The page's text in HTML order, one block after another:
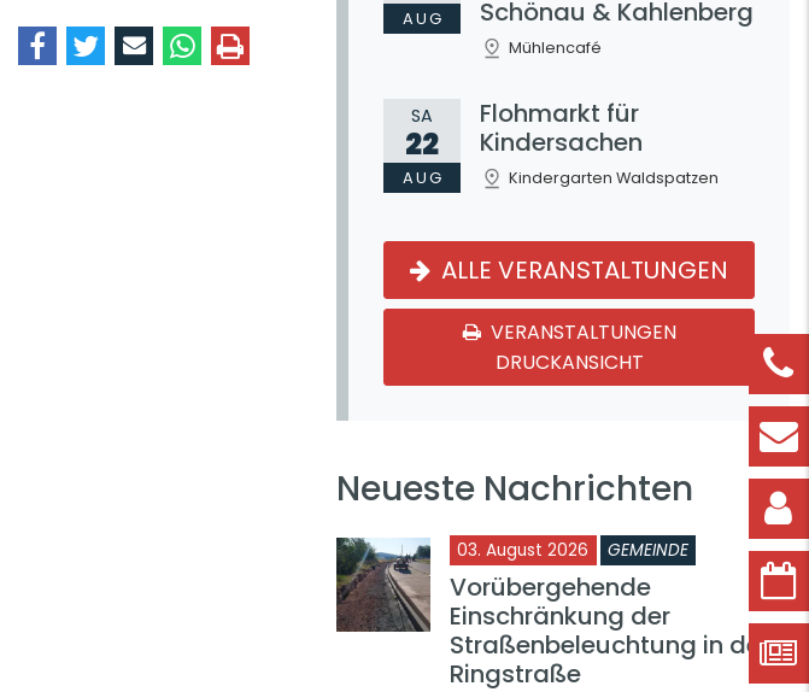
AUG
Schönau & Kahlenberg
Mühlencafé
SA
22
AUG
Flohmarkt für
Kindersachen
Kindergarten Waldspatzen
ALLE VERANSTALTUNGEN
VERANSTALTUNGEN
DRUCKANSICHT
Neueste Nachrichten
03. August 2026 GEMEINDE
Vorübergehende
Einschränkung der
Straßenbeleuchtung in der
Ringstraße